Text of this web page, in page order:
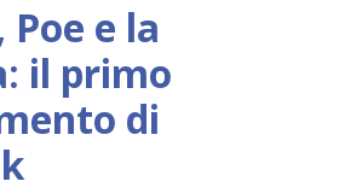
e la
il primo
di